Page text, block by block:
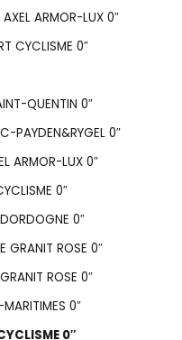
ARMOR-LUX 0″
CYCLISME 0″
QUENTIN 0″
PAYDEN&RYGEL 0″
ARMOR-LUX 0″
0″
0″
GRANIT ROSE 0″
ROSE 0″
0″
0″